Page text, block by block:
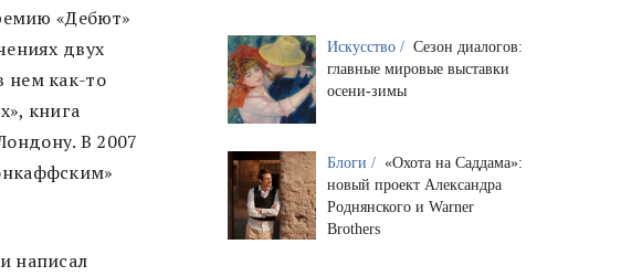
«Дебют»
двух
нем как-то
книга
В 2007
написал
Искусство / Сезон диалогов:
главные мировые выставки
осени-зимы
Блоги / «Охота на Саддама»:
новый проект Александра
Роднянского и Warner
Brothers